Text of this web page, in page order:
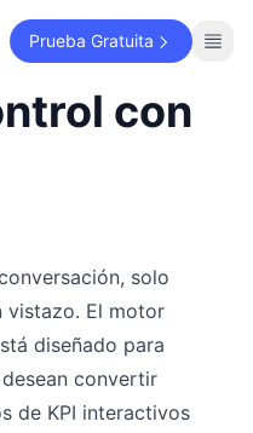
Prueba Gratuita
con
solo
vistazo. El motor
diseñado para
convertir
de KPI interactivos